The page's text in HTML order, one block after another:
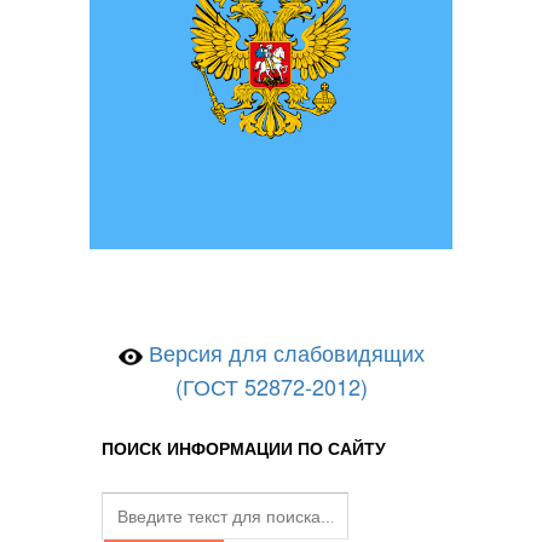
Версия для слабовидящих
(ГОСТ 52872-2012)
ПОИСК ИНФОРМАЦИИ ПО САЙТУ